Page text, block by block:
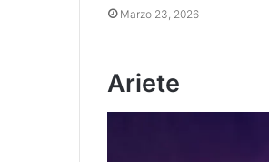
Marzo 23, 2026
Ariete